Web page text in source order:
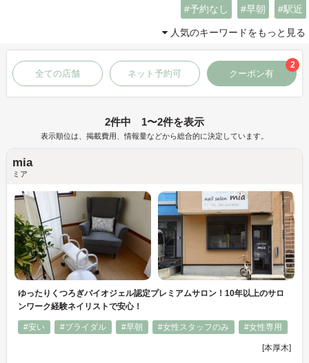
予約なし 早朝 駅近
人気のキーワードをもっと見る
全ての店舗 ネット予約可 クーポン有
2
2件中 1〜2件を表示
表示順位は、掲載費用、情報量などから総合的に決定しています。
mia
ミア
ゆったりくつろぎバイオジェル認定プレミアムサロン！10年以上のサロ
ンワーク経験ネイリストで安心！
#安い #ブライダル #早朝 #女性スタッフのみ #女性専用
[本厚木]